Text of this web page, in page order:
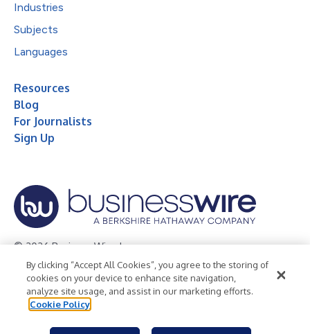
Industries
Subjects
Languages
Resources
Blog
For Journalists
Sign Up
© 2026 Business Wire, Inc.
Privacy Policy Cookie Policy
Accessibility Statement
Terms of Use
Legal
By clicking “Accept All Cookies”, you agree to the storing of
cookies on your device to enhance site navigation,
analyze site usage, and assist in our marketing efforts.
Cookie Policy